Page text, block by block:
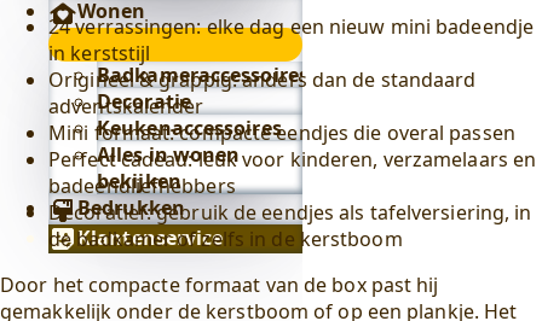
Wonen
submenu
Badkameraccessoires
Decoratie
Keukenaccessoires
Alles in wonen
bekijken
Bedrukken
Klantenservice
24 verrassingen: elke dag een nieuw mini badeendje
in kerststijl
Origineel & grappig: anders dan de standaard
adventskalender
Mini formaat: compacte eendjes die overal passen
Perfect cadeau: leuk voor kinderen, verzamelaars en
badeendliefhebbers
Decoratief: gebruik de eendjes als tafelversiering, in
de badkamer of zelfs in de kerstboom
Door het compacte formaat van de box past hij
gemakkelijk onder de kerstboom of op een plankje. Het